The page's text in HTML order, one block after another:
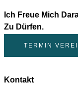
Ich Freue Mich
Zu Dürfen.
TERMIN
Kontakt